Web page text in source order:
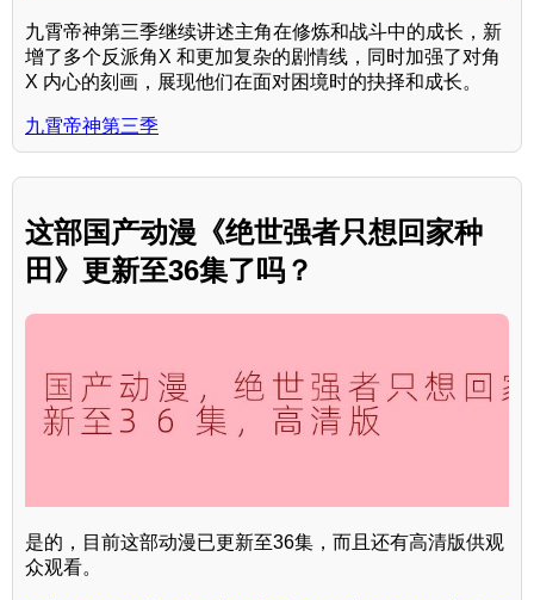
九霄帝神第三季继续讲述主角在修炼和战斗中的成长，新
增了多个反派角X 和更加复杂的剧情线，同时加强了对角
X 内心的刻画，展现他们在面对困境时的抉择和成长。
九霄帝神第三季
这部国产动漫《绝世强者只想回家种
田》更新至36集了吗？
是的，目前这部动漫已更新至36集，而且还有高清版供观
众观看。